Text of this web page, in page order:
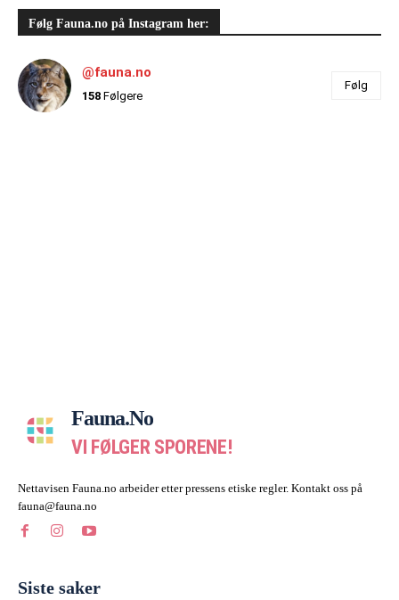
Følg Fauna.no på Instagram her:
@fauna.no
158 Følgere
Følg
Fauna.no
VI FØLGER SPORENE!
Nettavisen Fauna.no arbeider etter pressens etiske regler. Kontakt oss på
fauna@fauna.no
Siste saker